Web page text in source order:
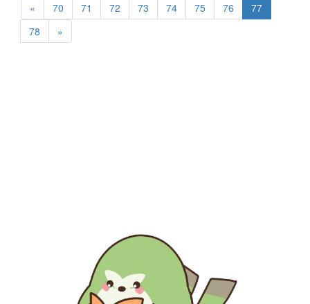
« 70 71 72 73 74 75 76
77
78
»